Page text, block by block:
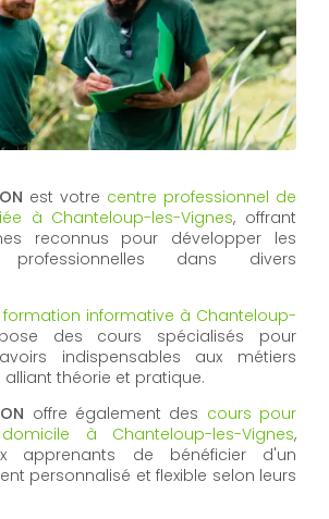
est votre centre professionnel de
à Chanteloup-les-Vignes, offrant
reconnus pour développer les
professionnelles dans divers
informative à Chanteloup-
des cours spécialisés pour
indispensables aux métiers
alliant théorie et pratique.
offre également des cours pour
à Chanteloup-les-Vignes,
apprenants de bénéficier d'un
personnalisé et flexible selon leurs